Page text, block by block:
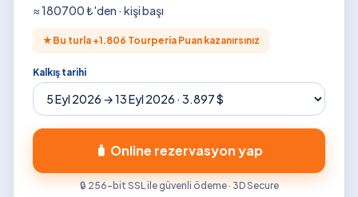
≈180700₺'den · kişi başı
★ Bu turla +1.806 Tourperia Puan kazanırsınız
Kalkış tarihi
🧳 Online rezervasyon yap
🔒 256-bit SSL ile güvenli ödeme · 3D Secure